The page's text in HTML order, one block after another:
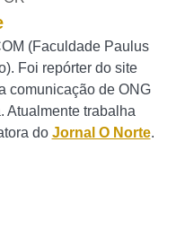
(Faculdade Paulus
Foi repórter do site
comunicação de ONG
Atualmente trabalha
do Jornal O Norte.